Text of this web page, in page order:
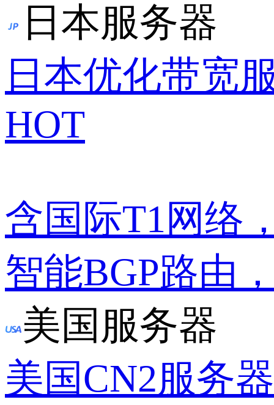
日本服务器
日本优化带宽
HOT
含国际T1网络
智能BGP路由
美国服务器
美国CN2服务器